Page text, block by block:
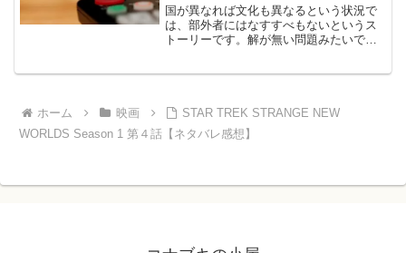
国が異なれば文化も異なるという状況で
は、部外者にはなすすべもないというス
トーリーです。解が無い問題みたいであ
ホーム 映画
STAR TREK STRANGE NEW
WORLDS Season 1 第４話【ネタバレ感想】